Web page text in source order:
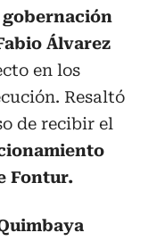
Álvarez
en los
Resaltó
de recibir el
Fontur.